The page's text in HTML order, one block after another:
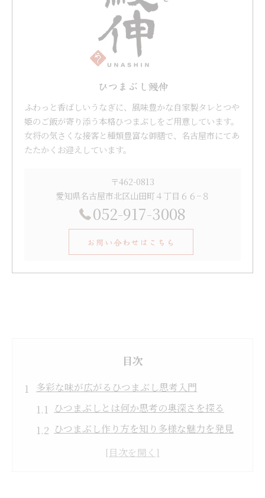
ひつまぶし鰻伸
ふわっと香ばしいうなぎに、風味豊かな自家製タレとつや
姫のご飯が寄り添う本格ひつまぶしをご用意しています。
女将の気さくな接客と種類豊富な御膳で、名古屋市にてあ
たたかくお迎えしています。
〒462-0813
愛知県名古屋市北区山田町４丁目６６−８
052-917-3008
お問い合わせはこちら
目次
多彩な味が広がるひつまぶし思考入門
ひつまぶしとは何か思考の奥深さを探る
ひつまぶし作り方を知り多様な魅力を発見
ひつまぶしの特徴が思考に与える影響とは